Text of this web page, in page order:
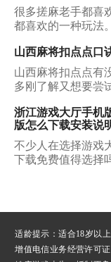
新麻友来说，山西
界，今天小编就来
很多搓麻老手都喜
都喜欢的一种玩法
有怎样一番天地呢
玩山西麻将需要注
载资源呢？下面小
山西麻将扣点点口
山西麻将扣点点有
多刚了解又想要尝
还毫无头绪，那也
点点口诀摸个透吧
浙江游戏大厅手机
版怎么下载安装说
不少人在选择游戏
下载免费值得选择
适龄提示：适合18岁以
增值电信业务经营许可